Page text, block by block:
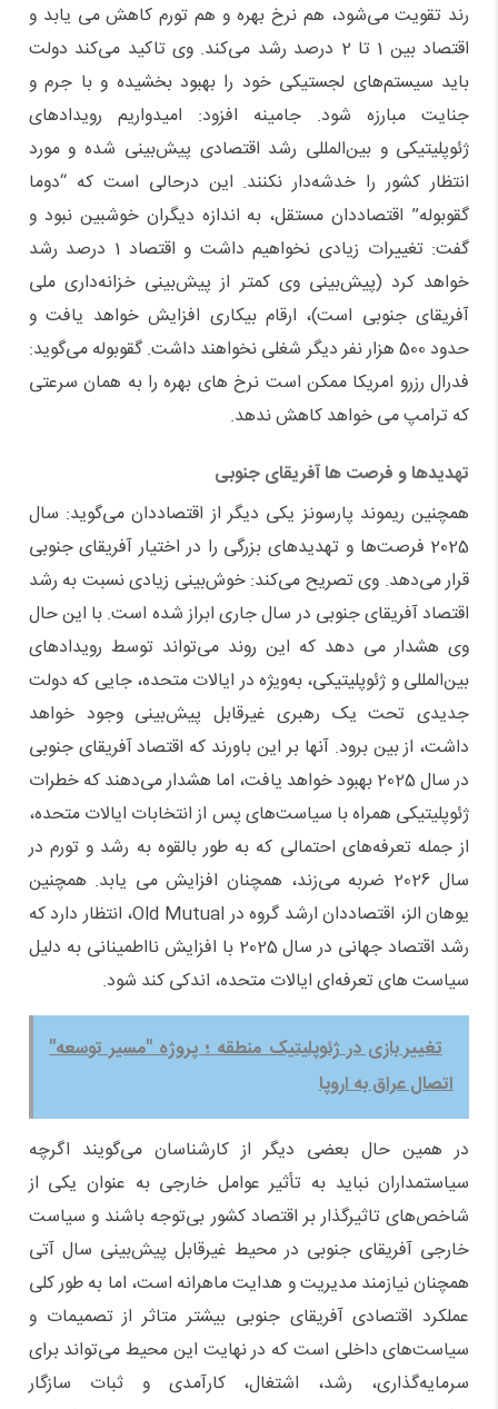
رند تقویت می‌شود، هم نرخ بهره و هم تورم کاهش می یابد و
اقتصاد بین 1 تا 2 درصد رشد می‌کند. وی تاکید می‌کند دولت
باید سیستم‌های لجستیکی خود را بهبود بخشیده و با جرم و
جنایت مبارزه شود. جامینه افزود: امیدواریم رویدادهای
ژئوپلیتیکی و بین‌المللی رشد اقتصادی پیش‌بینی ‌شده و مورد
انتظار کشور را خدشه‌دار نکنند. این درحالی است که “دوما
گقوبوله” اقتصاددان مستقل، به اندازه دیگران خوشبین نبود و
گفت: تغییرات زیادی نخواهیم داشت و اقتصاد 1 درصد رشد
خواهد کرد (پیش‌بینی وی کمتر از پیش‌بینی خزانه‌داری ملی
آفریقای جنوبی است)، ارقام بیکاری افزایش خواهد یافت و
حدود 500 هزار نفر دیگر شغلی نخواهند داشت. گقوبوله می‌گوید:
فدرال رزرو امریکا ممکن است نرخ های بهره را به همان سرعتی
که ترامپ می خواهد کاهش ندهد.
تهدیدها و فرصت ها آفریقای جنوبی
همچنین ریموند پارسونز یکی دیگر از اقتصاددان می‌گوید: سال
2025 فرصت‌ها و تهدیدهای بزرگی را در اختیار آفریقای جنوبی
قرار می‌دهد. وی تصریح می‌کند: خوش‌بینی زیادی نسبت به رشد
اقتصاد آفریقای جنوبی در سال جاری ابراز شده است. با این حال
وی هشدار می دهد که این روند می‌تواند توسط رویدادهای
بین‌المللی و ژئوپلیتیکی، به‌ویژه در ایالات متحده، جایی که دولت
جدیدی تحت یک رهبری غیرقابل پیش‌بینی وجود خواهد
داشت، از بین برود. آنها بر این باورند که اقتصاد آفریقای جنوبی
در سال 2025 بهبود خواهد یافت، اما هشدار می‌دهند که خطرات
ژئوپلیتیکی همراه با سیاست‌های پس از انتخابات ایالات متحده،
از جمله تعرفه‌های احتمالی که به طور بالقوه به رشد و تورم در
سال 2026 ضربه می‌زند، همچنان افزایش می یابد. همچنین
یوهان الز، اقتصاددان ارشد گروه در Old Mutual، انتظار دارد که
رشد اقتصاد جهانی در سال 2025 با افزایش نااطمینانی به دلیل
سیاست های تعرفه‌ای ایالات متحده، اندکی کند شود.
تغییر بازی در ژئوپلیتیک منطقه ؛ پروژه "مسیر توسعه"
اتصال عراق به اروپا
در همین حال بعضی دیگر از کارشناسان می‌گویند اگرچه
سیاستمداران نباید به تأثیر عوامل خارجی به عنوان یکی از
شاخص‌های تاثیرگذار بر اقتصاد کشور بی‌توجه باشند و سیاست
خارجی آفریقای جنوبی در محیط غیرقابل پیش‌بینی سال آتی
همچنان نیازمند مدیریت و هدایت ماهرانه است، اما به طور کلی
عملکرد اقتصادی آفریقای جنوبی بیشتر متاثر از تصمیمات و
سیاست‌های داخلی است که در نهایت این محیط می‌تواند برای
سرمایه‌گذاری، رشد، اشتغال، کارآمدی و ثبات سازگار